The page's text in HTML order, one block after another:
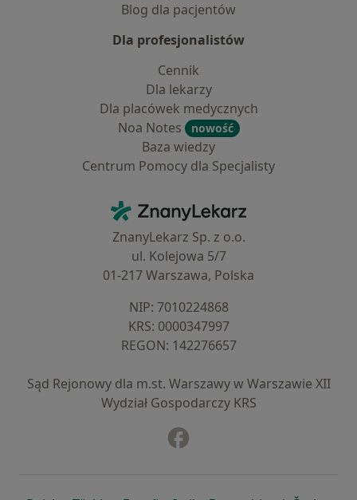
Blog dla pacjentów
Dla profesjonalistów
Cennik
Dla lekarzy
Dla placówek medycznych
Noa Notes
nowość
Baza wiedzy
Centrum Pomocy dla Specjalisty
ZnanyLekarz - Strona główna
ZnanyLekarz Sp. z o.o.
ul. Kolejowa 5/7
01-217 Warszawa, Polska
NIP: ⁠7010224868
KRS: ⁠0000347997
REGON: ⁠142276657
Sąd Rejonowy dla m.st. Warszawy w Warszawie XII
Wydział Gospodarczy KRS